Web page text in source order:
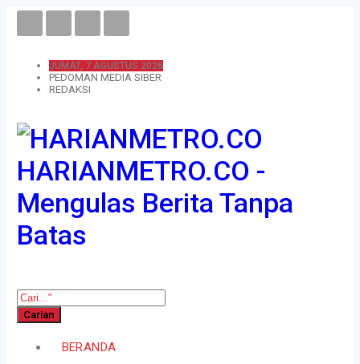
JUMAT, 7 AGUSTUS 2026
PEDOMAN MEDIA SIBER
REDAKSI
HARIANMETRO.CO -
Mengulas Berita Tanpa
Batas
BERANDA